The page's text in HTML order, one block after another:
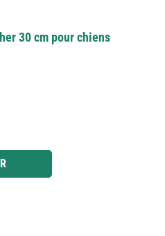
30 cm pour chiens
pour augmenter ou diminuer la quantité.